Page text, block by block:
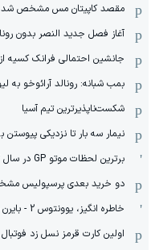
مقصد کاپیتان مس مشخص شد
آغاز فصل جدید النصر بدون
جانشین احتمالی فرانک کسیه از
بمب شبانه: رونالد آرائوخو به
شکست‌ناپذیرترین تیم آسیا
نیمار سه بار تا نزدیکی
برترین لحظات موتو GP در سال 2026
دو خرید بعدی پرسپولیس
خاطره انگیز، یوونتوس 2 - بایرن مونیخ 1 (2005)
اولین کارت قرمز نسل زد